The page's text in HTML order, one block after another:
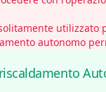
autonomo